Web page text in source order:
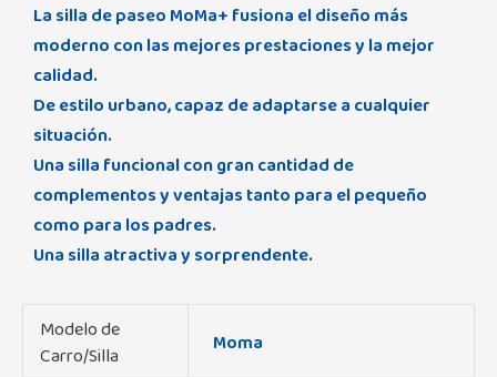
La silla de paseo MoMa+ fusiona el diseño más
moderno con las mejores prestaciones y la mejor
calidad.
De estilo urbano, capaz de adaptarse a cualquier
situación.
Una silla funcional con gran cantidad de
complementos y ventajas tanto para el pequeño
como para los padres.
Una silla atractiva y sorprendente.
Modelo de
Carro/Silla
Moma